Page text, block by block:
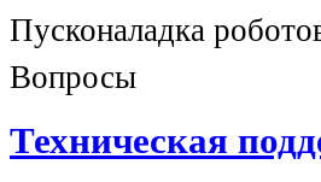
Пусконаладка
Вопросы
Техническая